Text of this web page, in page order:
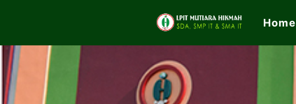
content
Home